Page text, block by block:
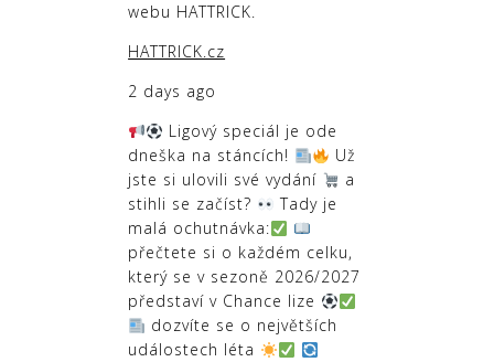
webu HATTRICK.
HATTRICK.cz
2 days ago
Ligový speciál je ode
dneška na stáncích!
Už
jste si ulovili své vydání
a
stihli se začíst?
Tady je
malá ochutnávka:
přečtete si o každém celku,
který se v sezoně 2026/2027
představí v Chance lize
dozvíte se o největších
událostech léta